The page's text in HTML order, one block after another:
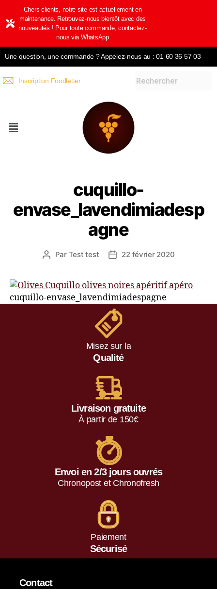
Chers clients, notre site est actuellement en
maintenance. Retrouvez-nous bientôt avec des
nouveautés ! Pour toute commande, contactez-
nous via WhatsApp
Une question, une commande ? Appelez-nous au : 01 60 36 57 03
Inscription Foodletter
cuquillo-
envase_lavendimiadesp
agne
Par Test test 22 février 2020
cuquillo-envase_lavendimiadespagne
Misez sur la
Qualité
Livraison gratuite
À partir de 150€
Envoi en 2/3 jours ouvrés
Chronopost et Chronofresh
Paiement
Sécurisé
Contact